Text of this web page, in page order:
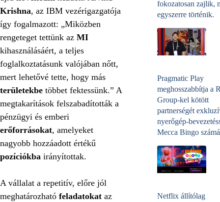
Krishna, az IBM vezérigazgatója
így fogalmazott: „Miközben
rengeteget tettünk az MI
kihasználásáért, a teljes
foglalkoztatásunk valójában nőtt,
mert lehetővé tette, hogy más
területekbe többet fektessünk.” A
megtakarítások felszabadították a
pénzügyi és emberi
erőforrásokat, amelyeket
nagyobb hozzáadott értékű
pozíciókba irányítottak.
A vállalat a repetitív, előre jól
meghatározható feladatokat az
fokozatosan zajlik,
egyszerre történik.
Pragmatic Play
meghosszabbítja a
Group-kel kötött
partnerségét
nyerőgép-
Mecca Bingo
Netflix állítólag